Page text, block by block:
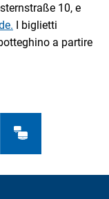
10, e
I biglietti
a partire